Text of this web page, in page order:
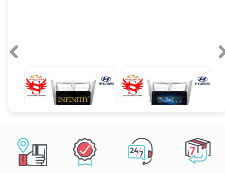
مانیتور اندروید فابریک اینفینیتی هیوندای اکسنت مدل TP1
۱۲,۹۰۰,۰۰۰ تومان
مانیتور اندروید فابریک هیوندای اکسنت مدل TS7
۱۲,۹۰۰,۰۰۰ تومان